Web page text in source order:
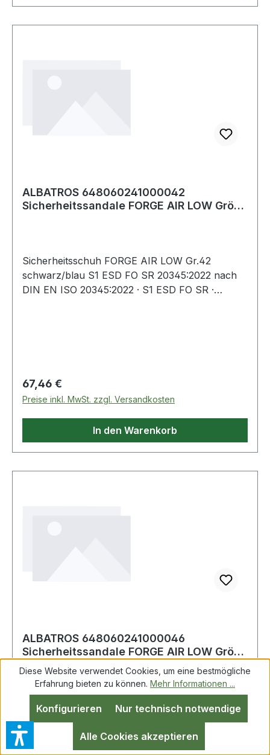
ALBATROS 648060241000042
Sicherheitssandale FORGE AIR LOW Größe
Sicherheitsschuh FORGE AIR LOW Gr.42
schwarz/blau S1 ESD FO SR 20345:2022 nach
DIN EN ISO 20345:2022 · S1 ESD FO SR ·
Regulärer Preis:
67,46 €
Preise inkl. MwSt. zzgl. Versandkosten
In den Warenkorb
ALBATROS 648060241000046
Sicherheitssandale FORGE AIR LOW Größe
46 W. 11 schwarz
Sicherheitsschuh FORGE AIR LOW Gr.46
schwarz/blau S1 ESD FO SR 20345:2022 nach
DIN EN ISO 20345:2022 · S1 ESD FO SR ·
Obermaterial: strapazierfähige Mikrofaser ·
Diese Website verwendet Cookies, um eine bestmögliche
Erfahrung bieten zu können. Mehr Informationen ...
Nur technisch notwendige
Konfigurieren
Alle Cookies akzeptieren